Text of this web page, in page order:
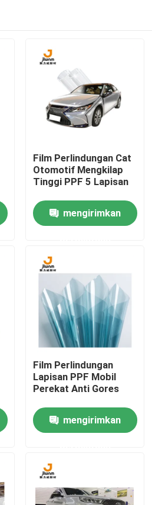
Film Perlindungan Cat
Otomotif Mengkilap
Tinggi PPF 5 Lapisan
mengirimkan
Film Perlindungan
Lapisan PPF Mobil
Perekat Anti Gores
mengirimkan